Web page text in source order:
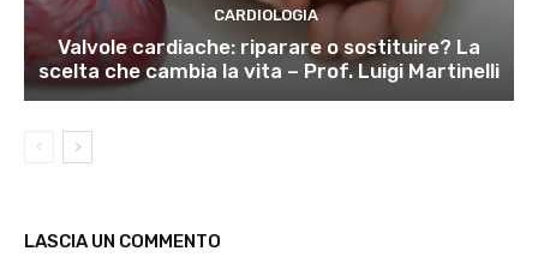
CARDIOLOGIA
Valvole cardiache: riparare o sostituire? La
scelta che cambia la vita – Prof. Luigi Martinelli
LASCIA UN COMMENTO